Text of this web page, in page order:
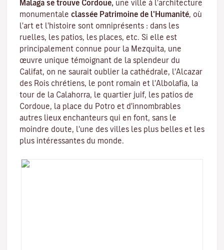
Malaga se trouve Cordoue, une ville à l'architecture
monumentale classée Patrimoine de l'Humanité, où
l'art et l'histoire sont omniprésents : dans les
ruelles, les patios, les places, etc. Si elle est
principalement connue pour la Mezquita, une
œuvre unique témoignant de la splendeur du
Califat, on ne saurait oublier la cathédrale, l'Alcazar
des Rois chrétiens, le pont romain et l'Albolafia, la
tour de la Calahorra, le quartier juif, les patios de
Cordoue, la place du Potro et d'innombrables
autres lieux enchanteurs qui en font, sans le
moindre doute, l'une des villes les plus belles et les
plus intéressantes du monde.